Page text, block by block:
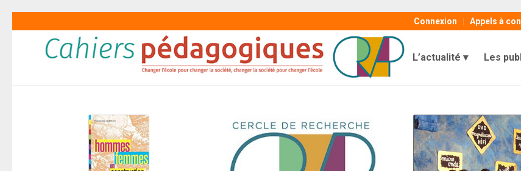
Connexion Appels à
L’actualité Les